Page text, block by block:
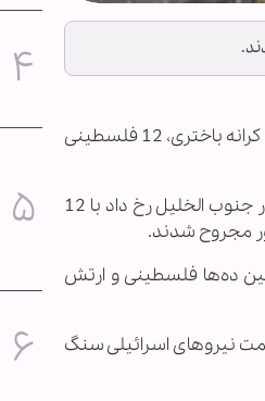
به گزارش خبرگزاری اهل بیت(ع) ـ ابنا ـ در جریان حمله ارتش رژیم صهیونیستی به شهر دورا در جنوب کرانه باختری، 12 فلسطینی
جمعیت هلال احمر فلسطین در بیانیه‌ای اعلام کرد: نیروهای ما در جریان درگیری‌هایی که در دورا در جنوب الخلیل رخ داد با 12
ده‌ها فلسطینی و ارتش
نیروهای اسرائیلی سنگ